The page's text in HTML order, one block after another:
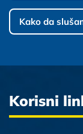
Kako da
Korisni